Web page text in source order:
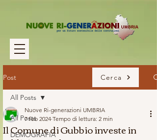
Post
All Posts
DEMOGRAFIA
All Posts
Il Comune di Gubbio investe in
Nuove Ri-generazioni UMBRIA
7 feb 2024 Tempo di lettura: 2 min
Cerca